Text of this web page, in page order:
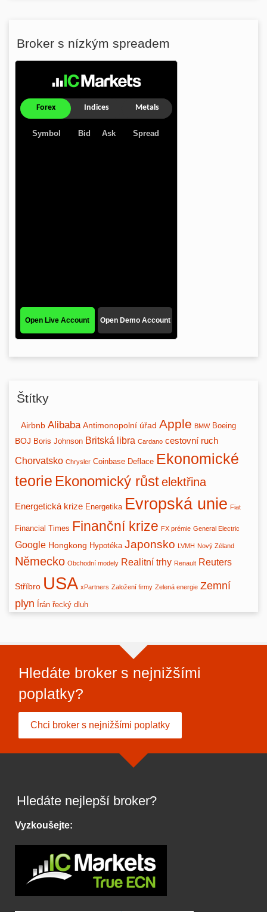
Broker s nízkým spreadem
Štítky
Airbnb Alibaba Antimonopolní úřad Apple BMW Boeing
BOJ Boris Johnson Britská libra Cardano cestovní ruch
Chorvatsko Chrysler Coinbase Deflace Ekonomické
teorie Ekonomický růstelektřina
Energetická krize Energetika Evropská unie Fiat
Financial Times Finanční krize FX prémie General Electric
Google Hongkong Hypotéka Japonsko LVMH Nový Zéland
Německo Obchodní modely Realitní trhy Renault Reuters
Stříbro USA xPartners Založení firmy Zelená energie Zemní
plyn
Írán řecký dluh
Hledáte broker s nejnižšími
poplatky?
Chci broker s nejnižšími poplatky
Hledáte nejlepší broker?
Vyzkoušejte: